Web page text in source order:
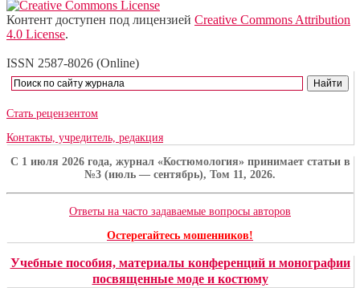
Контент доступен под лицензией Creative Commons Attribution
4.0 License.
ISSN 2587-8026 (Online)
Стать рецензентом
Контакты, учредитель, редакция
C 1 июля 2026 года, журнал «Костюмология» принимает статьи в
№3 (июль — сентябрь), Том 11, 2026.
Ответы на часто задаваемые вопросы авторов
Остерегайтесь мошенников!
Учебные пособия, материалы конференций и монографии
посвященные моде и костюму